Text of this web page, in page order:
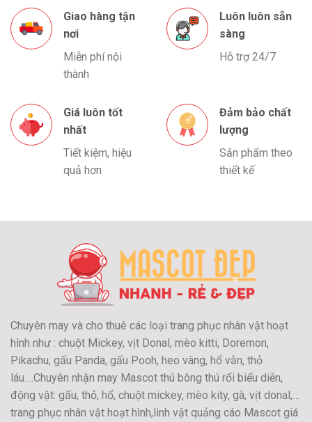
Giao hàng tận
nơi
Miễn phí nội
thành
Luôn luôn sẵn
sàng
Hỗ trợ 24/7
Giá luôn tốt
nhất
Tiết kiệm, hiệu
quả hơn
Đảm bảo chất
lượng
Sản phẩm theo
thiết kế
Chuyên may và cho thuê các loại trang phục nhân vật hoạt
hình như : chuột Mickey, vịt Donal, mèo kitti, Doremon,
Pikachu, gấu Panda, gấu Pooh, heo vàng, hổ vằn, thỏ
láu….Chuyên nhận may Mascot thú bông thú rối biểu diễn,
động vật: gấu, thỏ, hổ, chuột mickey, mèo kity, gà, vịt donal,…
trang phục nhân vật hoạt hình,linh vật quảng cáo Mascot giá